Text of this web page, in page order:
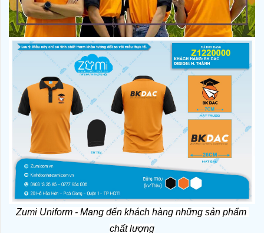
Zumi Uniform - Mang đến khách hàng những sản phẩm
chất lượng